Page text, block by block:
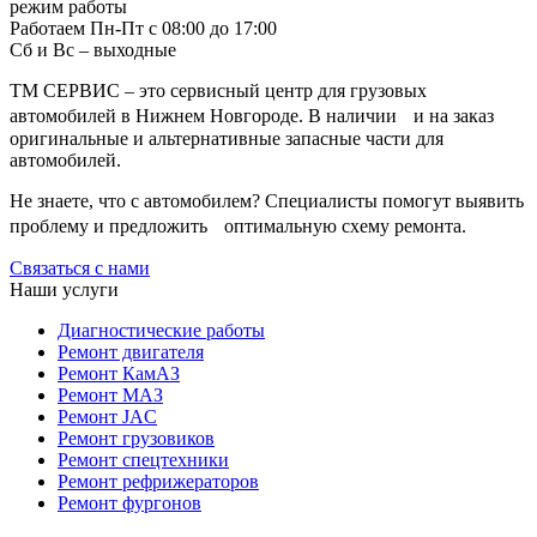
когда нужна замена
Иногда клиент приезжает с запросом «поменяйте всё», потому
что боится повторного простоя. Но в реальности часть узлов
может быть работоспособна: например, распределитель
исправен, а проблему дают изношенные манжеты или подсос
воздуха в линии. В других случаях экономия выглядит
сомнительно: если шток уже с рисками, то подтянуть его не
получится, и замена будет честнее, чем повторный ремонт
через месяц. Мы объясняем такие моменты на месте, чтобы
решение было осознанным.
От чего зависит стоимость и сроки
На цену влияют модель установки, степень износа,
доступность деталей и объём работ. Один и тот же
манипулятор может требовать либо быстрой замены пары
уплотнений, либо восстановления посадочных мест и правки
геометрии креплений. Сроки тоже лучше оценивать после
осмотра: иногда проблему решают за день, иногда требуется
время на заказ, проверку и приработку. Мы заранее
проговариваем, какой сценарий реалистичен, чтобы грузовой
автомобиль не стоял зря и не срывал график.
режим работы
Работаем Пн-Пт с 08:00 до 17:00
Сб и Вс – выходные
ТМ СЕРВИС – это сервисный центр для грузовых
автомобилей в Нижнем Новгороде. В наличии и на заказ
оригинальные и альтернативные запасные части для
автомобилей.
Не знаете, что с автомобилем? Специалисты помогут выявить
проблему и предложить оптимальную схему ремонта.
Связаться с нами
Наши услуги
Диагностические работы
Ремонт двигателя
Ремонт КамАЗ
Ремонт МАЗ
Ремонт JAC
Ремонт грузовиков
Ремонт спецтехники
Ремонт рефрижераторов
Ремонт фургонов